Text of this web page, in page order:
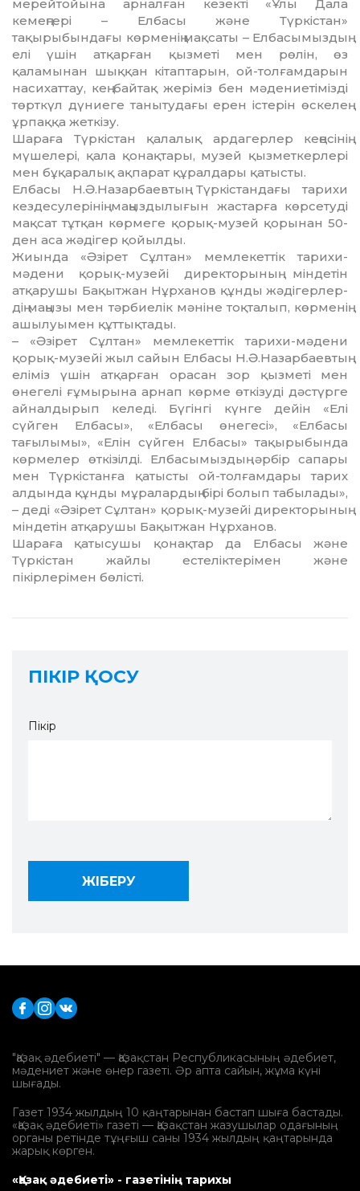
мерейтойына арналған кезекті «Ұлы Дала
кемеңгері – Елбасы және Түркістан»
тақырыбындағы көрменің мақсаты – Елбасымыздың
елі үшін атқарған қызметі мен рөлін, өз
қаламынан шыққан кітаптарын, ой-толғамдарын
насихаттау, кең байтақ жеріміз бен мәдениетімізді
төрткүл дүниеге танытудағы ерен істерін өскелең
ұрпаққа жеткізу.
Шараға Түркістан қалалық ардагерлер кеңесінің
мүшелері, қала қонақтары, музей қызметкерлері
мен бұқаралық ақпарат құралдары қатысты.
Елбасы Н.Ә.Назарбаевтың Түркіс­тандағы тарихи
кездесулерінің маңыз­дылығын жастарға көрсетуді
мақсат тұтқан көрмеге қорық-музей қорынан 50-
ден аса жәдігер қойылды.
Жиында «Әзірет Сұлтан» мемле­кет­тік тарихи-
мәдени қорық-музейі директорының міндетін
атқарушы Бақытжан Нұрханов құнды жәдігер­лер­
дің маңызы мен тәрбиелік мәніне тоқталып, көрменің
ашылуымен құт­тықтады.
– «Әзірет Сұлтан» мемлекеттік тарихи-мәдени
қорық-музейі жыл са­йын Елбасы Н.Ә.Назарбаевтың
еліміз үшін атқарған орасан зор қызметі мен
өнегелі ғұмырына арнап көрме өткізуді дәстүрге
айналдырып келеді. Бүгінгі күнге дейін «Елі
сүйген Елбасы», «Елбасы өнегесі», «Елбасы
тағылымы», «Елін сүйген Елбасы» тақырыбында
көрмелер өткізілді. Елбасымыздың әрбір сапары
мен Түркістанға қатысты ой-толғамдары тарих
алдында құнды мұралардың бірі болып табылады»,
– деді «Әзірет Сұлтан» қорық-музейі директорының
міндетін атқарушы Бақытжан Нұрханов.
Шараға қатысушы қонақтар да Елбасы және
Түркістан жайлы естеліктерімен және
пікірлерімен бөлісті.
ПІКІР ҚОСУ
Пікір
"Қазақ әдебиеті" — Қазақстан Республикасының әдебиет,
мәдениет және өнер газеті. Әр апта сайын, жұма күні
шығады.
Газет 1934 жылдың 10 қаңтарынан бастап шыға бастады.
«Қазақ әдебиеті» газеті — Қазақстан жазушылар одағының
органы ретінде тұңғыш саны 1934 жылдың қаңтарында
жарық көрген.
«Қазақ әдебиеті» - газетінің тарихы